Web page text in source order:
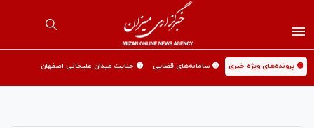
🟡 پرونده‌های ویژه خبری 🟡 سامانه‌های قضایی 🟡 جنایت میدان علیخانی اصفهان